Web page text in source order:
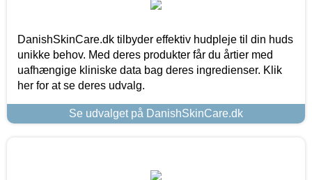
DanishSkinCare.dk tilbyder effektiv hudpleje til din huds
unikke behov. Med deres produkter får du årtier med
uafhængige kliniske data bag deres ingredienser. Klik
her for at se deres udvalg.
Se udvalget på DanishSkinCare.dk